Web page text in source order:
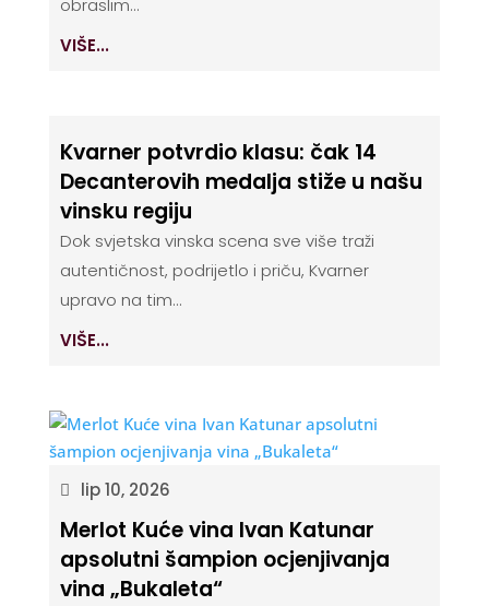
VIŠE...
Kvarner potvrdio klasu: čak 14
Decanterovih medalja stiže u našu
vinsku regiju
Dok svjetska vinska scena sve više traži
autentičnost, podrijetlo i priču, Kvarner
upravo na tim...
VIŠE...
lip 10, 2026
Merlot Kuće vina Ivan Katunar
apsolutni šampion ocjenjivanja
vina „Bukaleta“